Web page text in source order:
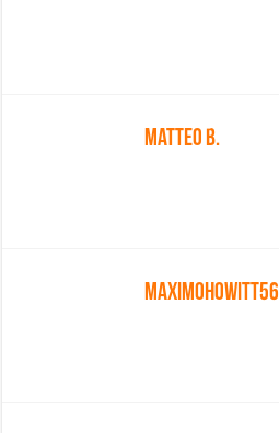
Matteo B.
Maximohowitt56